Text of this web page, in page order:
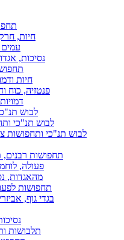
חיות,
עמים
נסיכות,
חיות
פנטזיה, כוח
לבוש
לבוש תנ"כי
לבוש תנ"כי ותחפושות
תחפושות רבנים,
פעולה,
מהאגדות,
תחפושות
בגדי גוף,
תלבושות